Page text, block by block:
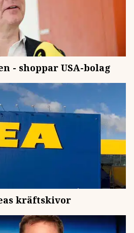
- shoppar USA-bolag
kräftskivor